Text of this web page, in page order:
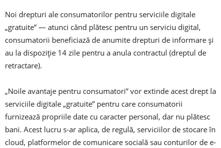
Noi drepturi ale consumatorilor pentru serviciile digitale
„gratuite” — atunci când plătesc pentru un serviciu digital,
consumatorii beneficiază de anumite drepturi de informare și
au la dispoziție 14 zile pentru a anula contractul (dreptul de
retractare).
„Noile avantaje pentru consumatori” vor extinde acest drept la
serviciile digitale „gratuite” pentru care consumatorii
furnizează propriile date cu caracter personal, dar nu plătesc
bani. Acest lucru s-ar aplica, de regulă, serviciilor de stocare în
cloud, platformelor de comunicare socială sau conturilor de e-